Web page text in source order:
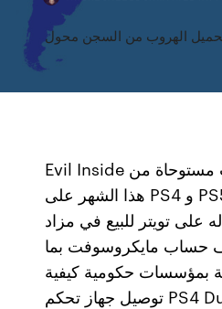
Evil Inside لعبة رعب مستوحاة من P.T. قادمة
هذا الشهر على PS4 و PS5; جاك دورسي
على تويتر للبيع في مزاد
اختراق 30 ألف حساب مايكروسوفت بما
بمؤسسات حكومية كيفية
توصيل جهاز تحكم PS4 DualShock 4 بجهاز